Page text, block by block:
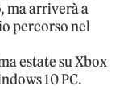
ma arriverà a
percorso nel
estate su Xbox
10 PC.